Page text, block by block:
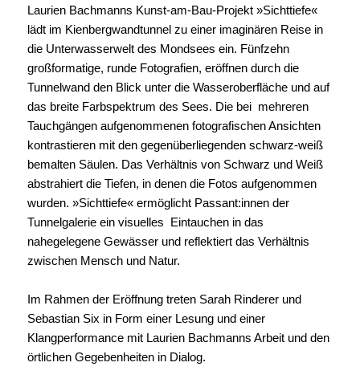
Laurien Bachmanns Kunst-am-Bau-Projekt »Sichttiefe«
lädt im Kienbergwandtunnel zu einer imaginären Reise in
die Unterwasserwelt des Mondsees ein. Fünfzehn
großformatige, runde Fotografien, eröffnen durch die
Tunnelwand den Blick unter die Wasseroberfläche und auf
das breite Farbspektrum des Sees. Die bei mehreren
Tauchgängen aufgenommenen fotografischen Ansichten
kontrastieren mit den gegenüberliegenden schwarz-weiß
bemalten Säulen. Das Verhältnis von Schwarz und Weiß
abstrahiert die Tiefen, in denen die Fotos aufgenommen
wurden. »Sichttiefe« ermöglicht Passant:innen der
Tunnelgalerie ein visuelles Eintauchen in das
nahegelegene Gewässer und reflektiert das Verhältnis
zwischen Mensch und Natur.
Im Rahmen der Eröffnung treten Sarah Rinderer und
Sebastian Six in Form einer Lesung und einer
Klangperformance mit Laurien Bachmanns Arbeit und den
örtlichen Gegebenheiten in Dialog.